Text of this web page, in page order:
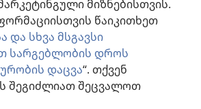
მიზნებისთვის.
წაიკითხეთ
და სხვა მსგავსი
სარგებლობის დროს
დაცვა“. თქვენ
შეგიძლიათ შეცვალოთ
ბიბლიოთეკა“
Bible and Tract Society of Pennsylvania.